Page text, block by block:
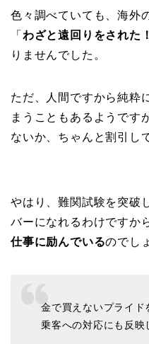
色々調べていても、海外
「 わざと遠回りをされた！
りませんでした。
ただ、人間ですから純粋
まうこともあるようです
ないか、ちゃんと割引し
やはり、難関試験を突破
バーになれるわけですか
仕事に励んでいるのでし
金で買えないプライド
乗客への対応にも反映